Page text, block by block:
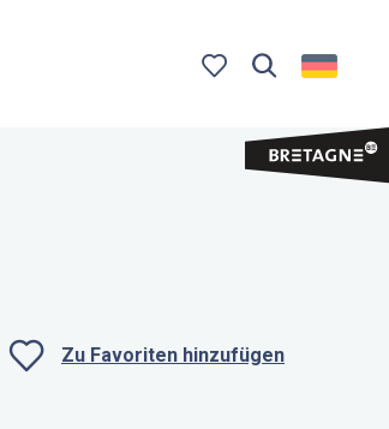
Zu Favoriten hinzufügen